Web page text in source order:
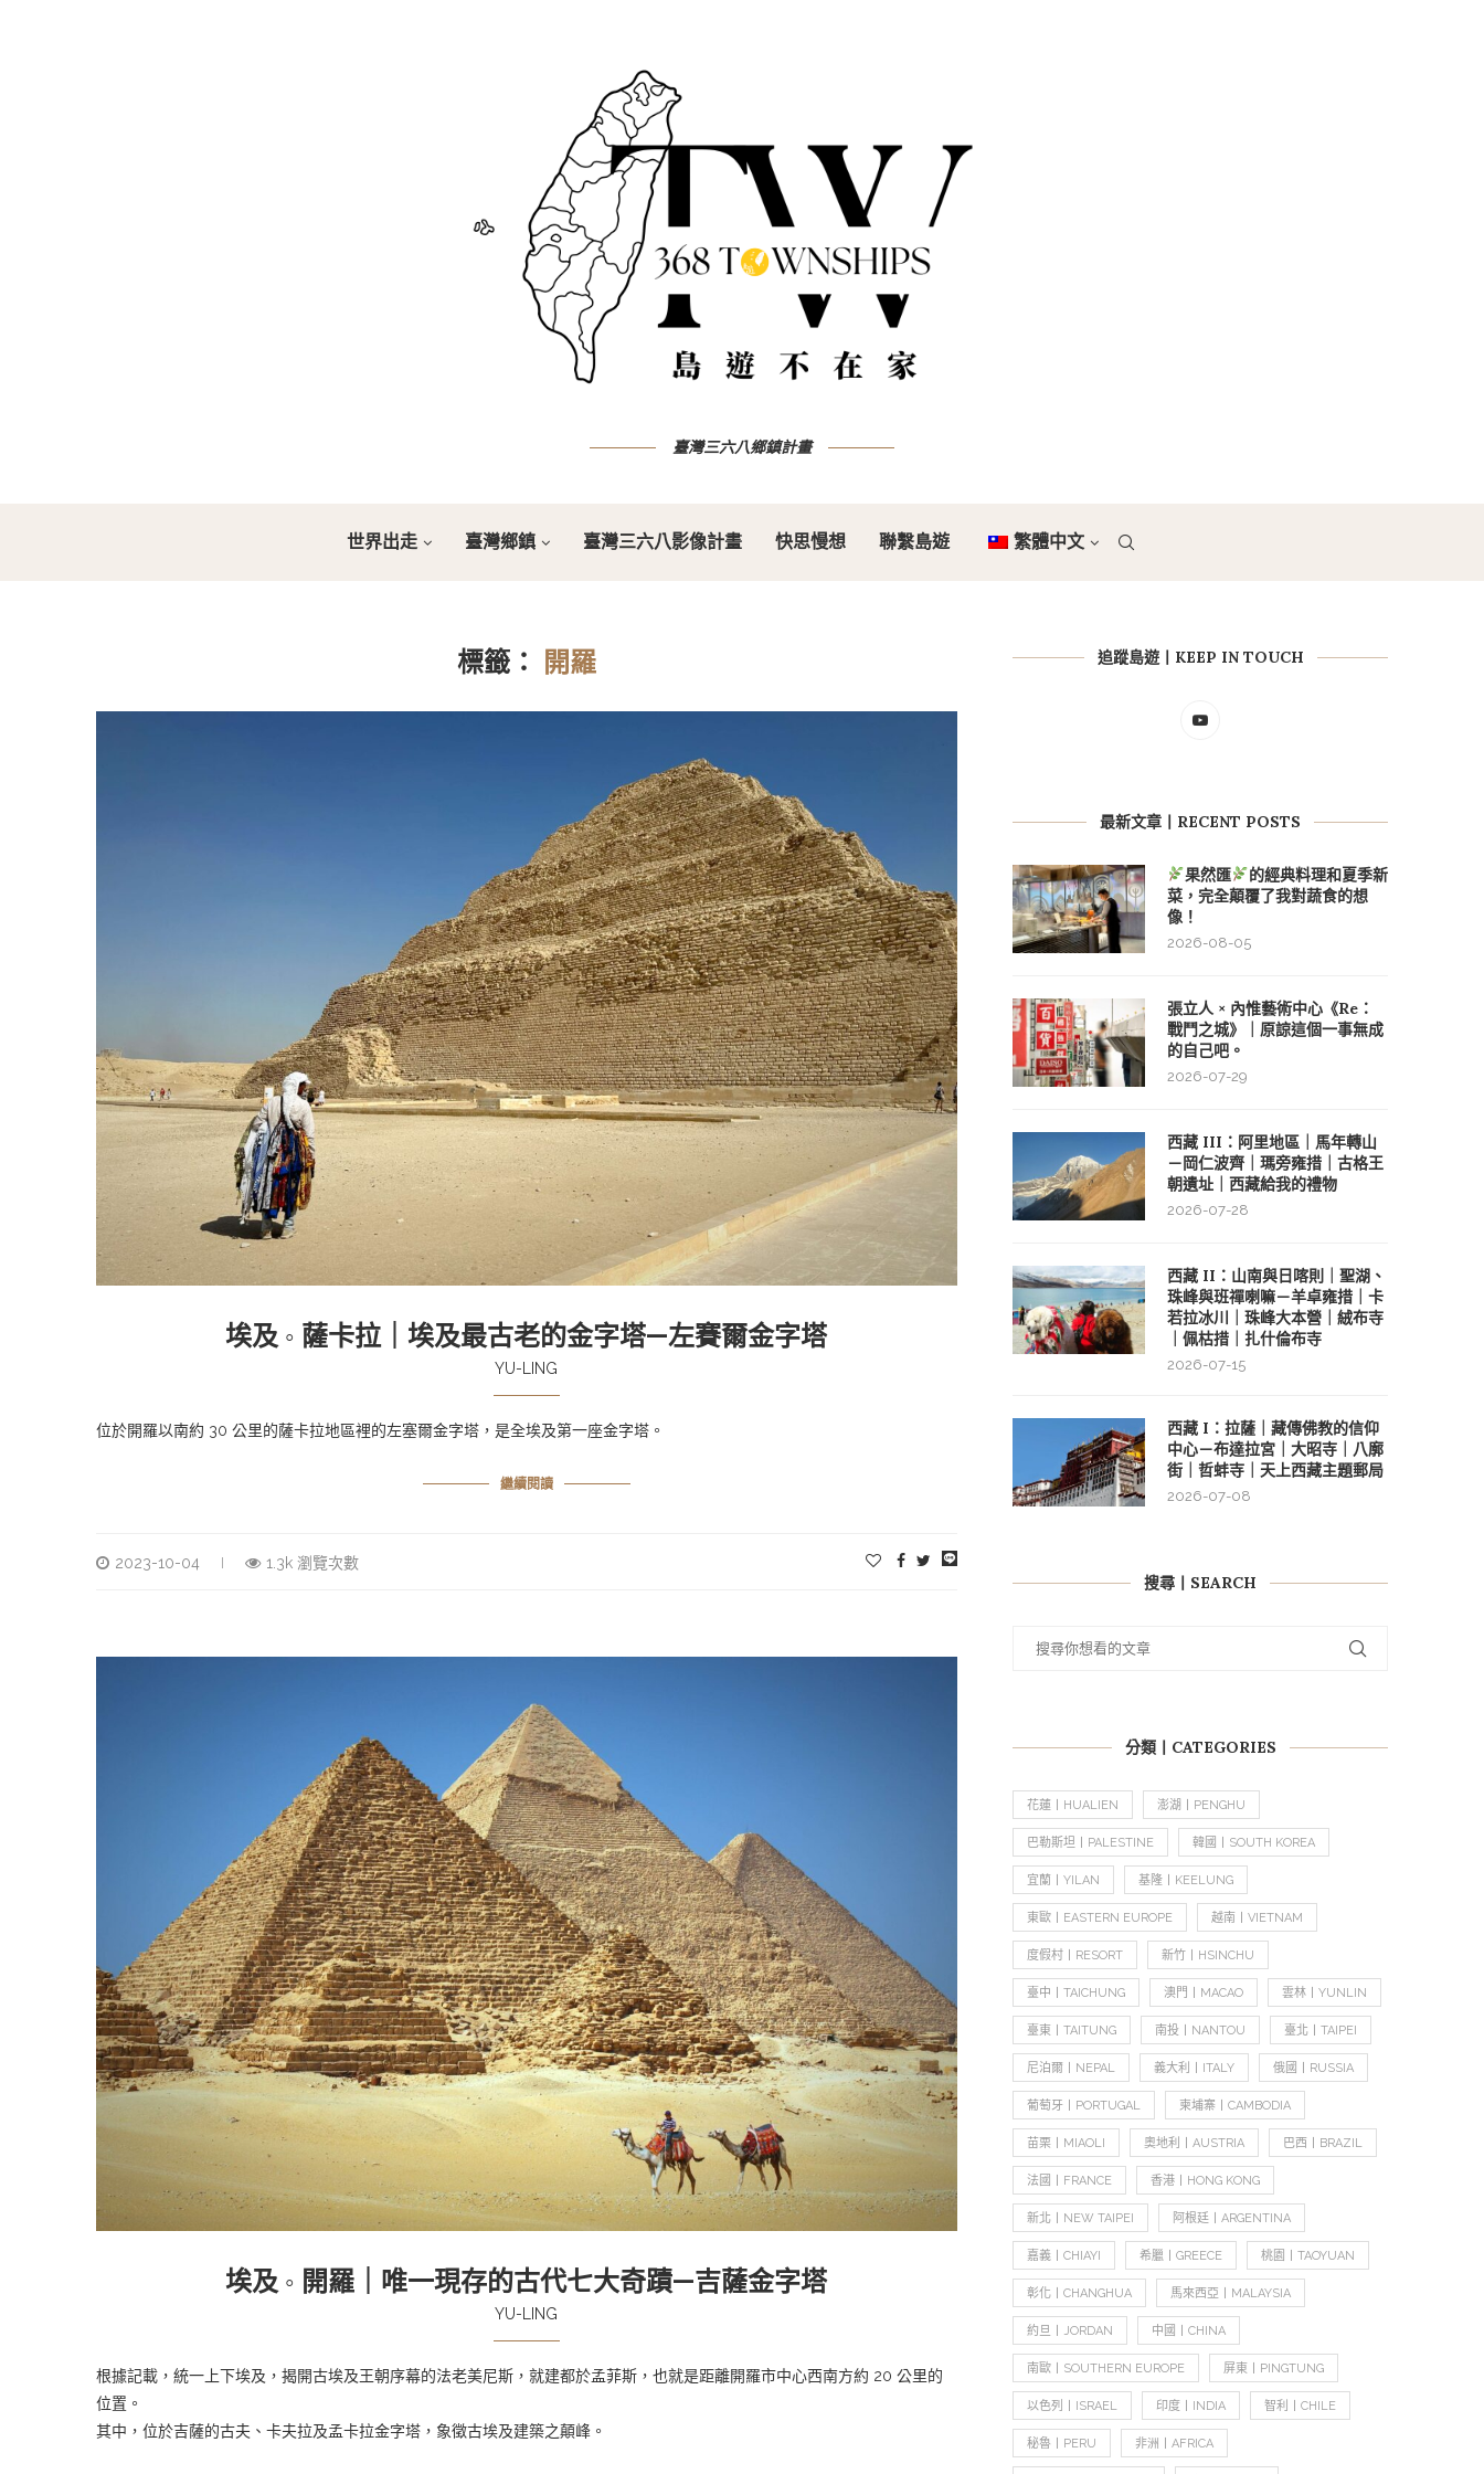
臺灣三六八鄉鎮計畫
世界出走 臺灣鄉鎮 臺灣三六八影像計畫 快思慢想 聯繫島遊 繁體中文
標籤： 開羅
埃及 ◦ 薩卡拉｜埃及最古老的金字塔—左賽爾金字塔
YU-LING
位於開羅以南約 30 公里的薩卡拉地區裡的左塞爾金字塔，是全埃及第一座金字塔。
繼續閱讀
2023-10-04 1.3k 瀏覽次數
埃及 ◦ 開羅｜唯一現存的古代七大奇蹟—吉薩金字塔
YU-LING
根據記載，統一上下埃及，揭開古埃及王朝序幕的法老美尼斯，就建都於孟菲斯，也就是距離開羅市中心西南方約 20 公里的
位置。
其中，位於吉薩的古夫、卡夫拉及孟卡拉金字塔，象徵古埃及建築之顛峰。
追蹤島遊丨KEEP IN TOUCH
最新文章丨RECENT POSTS
果然匯
的經典料理和夏季新
菜，完全顛覆了我對蔬食的想
像！
2026-08-05
張立人 × 內惟藝術中心《Re：
戰鬥之城》｜原諒這個一事無成
的自己吧。
2026-07-29
西藏 III：阿里地區｜馬年轉山
－岡仁波齊｜瑪旁雍措｜古格王
朝遺址｜西藏給我的禮物
2026-07-28
西藏 II：山南與日喀則｜聖湖、
珠峰與班禪喇嘛－羊卓雍措｜卡
若拉冰川｜珠峰大本營｜絨布寺
｜佩枯措｜扎什倫布寺
2026-07-15
西藏 I：拉薩｜藏傳佛教的信仰
中心－布達拉宮｜大昭寺｜八廓
街｜哲蚌寺｜天上西藏主題郵局
2026-07-08
搜尋丨SEARCH
分類丨CATEGORIES
花蓮丨HUALIEN 澎湖丨PENGHU
巴勒斯坦丨PALESTINE 韓國丨SOUTH KOREA
宜蘭丨YILAN 基隆丨KEELUNG
東歐丨EASTERN EUROPE 越南丨VIETNAM
度假村丨RESORT 新竹丨HSINCHU
臺中丨TAICHUNG 澳門丨MACAO 雲林丨YUNLIN
臺東丨TAITUNG 南投丨NANTOU 臺北丨TAIPEI
尼泊爾丨NEPAL 義大利丨ITALY 俄國丨RUSSIA
葡萄牙丨PORTUGAL 柬埔寨丨CAMBODIA
苗栗丨MIAOLI 奧地利丨AUSTRIA 巴西丨BRAZIL
法國丨FRANCE 香港丨HONG KONG
新北丨NEW TAIPEI 阿根廷丨ARGENTINA
嘉義丨CHIAYI 希臘丨GREECE 桃園丨TAOYUAN
彰化丨CHANGHUA 馬來西亞丨MALAYSIA
約旦丨JORDAN 中國丨CHINA
南歐丨SOUTHERN EUROPE 屏東丨PINGTUNG
以色列丨ISRAEL 印度丨INDIA 智利丨CHILE
秘魯丨PERU 非洲丨AFRICA